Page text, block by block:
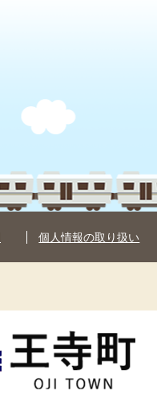
個人情報の取り扱い